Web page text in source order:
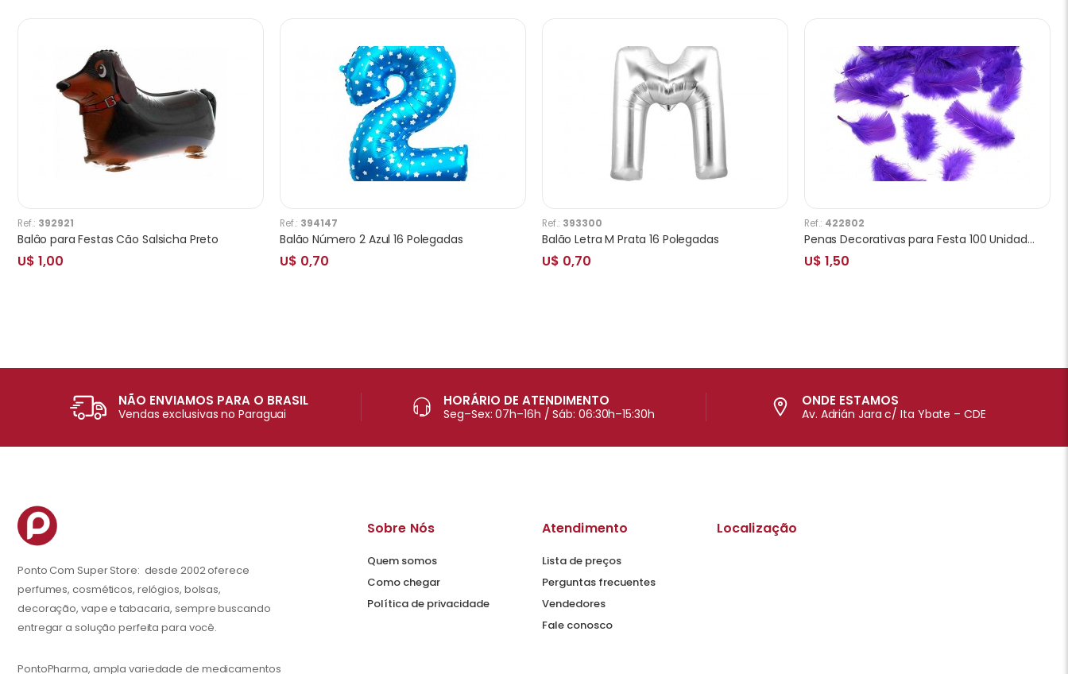
Ref.: 392921
Balâo para Festas Cão Salsicha Preto
U$ 1,00
Ref.: 394147
Balão Número 2 Azul 16 Polegadas
U$ 0,70
Ref.: 393300
Balão Letra M Prata 16 Polegadas
U$ 0,70
Ref.: 422802
Penas Decorativas para Festa 100 Unidades - Lilás
U$ 1,50
NÃO ENVIAMOS PARA O BRASIL
Vendas exclusivas no Paraguai
HORÁRIO DE ATENDIMENTO
Seg–Sex: 07h–16h / Sáb: 06:30h–15:30h
ONDE ESTAMOS
Av. Adrián Jara c/ Ita Ybate – CDE
Ponto Com Super Store: desde 2002 oferece
perfumes, cosméticos, relógios, bolsas,
decoração, vape e tabacaria, sempre buscando
entregar a solução perfeita para você.
PontoPharma, ampla variedade de medicamentos
Sobre Nós
Quem somos
Como chegar
Política de privacidade
Atendimento
Lista de preços
Perguntas frecuentes
Vendedores
Fale conosco
Localização